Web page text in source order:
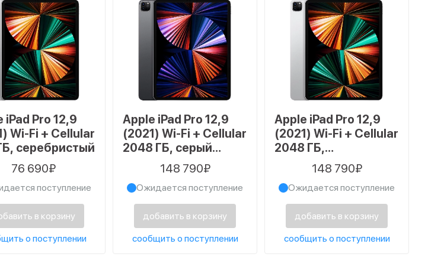
iPad Pro 12,9
Wi-Fi + Cellular
серебристый
76 690₽
поступление
в корзину
о поступлении
Apple iPad Pro 12,9
(2021) Wi-Fi + Cellular
2048 ГБ, серый
космос148 790₽
Ожидается поступление
добавить в корзину
сообщить о поступлении
Apple iPad Pro 12,9
(2021) Wi-Fi + Cellular
2048 ГБ,
серебристый
148 790₽
Ожидается поступление
добавить в корзину
сообщить о поступлении